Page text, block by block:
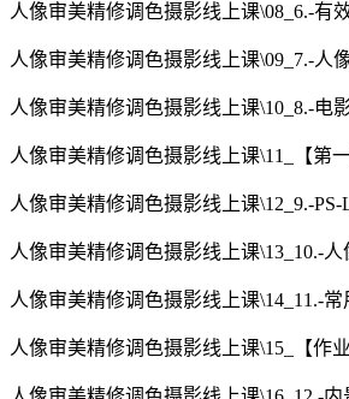
人像审美精修调色摄影线上课\08_6.-有
人像审美精修调色摄影线上课\09_7.-人
人像审美精修调色摄影线上课\10_8.-电
人像审美精修调色摄影线上课\11_【第
人像审美精修调色摄影线上课\12_9.-
人像审美精修调色摄影线上课\13_10.-
人像审美精修调色摄影线上课\14_11.-
人像审美精修调色摄影线上课\15_【作